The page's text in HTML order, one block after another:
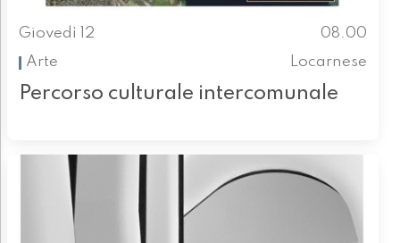
Giovedì 12
08.00
Arte
Locarnese
Percorso culturale intercomunale